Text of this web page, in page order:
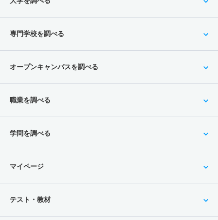
専門学校を調べる
オープンキャンパスを調べる
職業を調べる
学問を調べる
マイページ
テスト・教材